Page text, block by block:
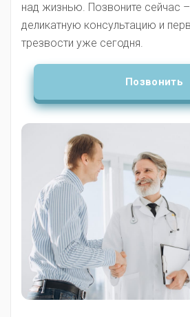
над жизнью. Позвоните сейчас –
деликатную консультацию и
трезвости уже сегодня.
Позвонить